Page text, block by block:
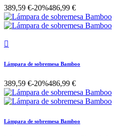
389,59 €-20%486,99 €

Lámpara de sobremesa Bamboo
389,59 €-20%486,99 €
Lámpara de sobremesa Bamboo